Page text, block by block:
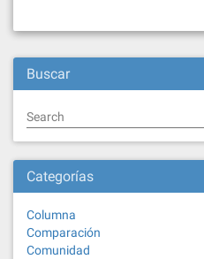
Buscar
Search
Categorías
Columna
Comparación
Comunidad